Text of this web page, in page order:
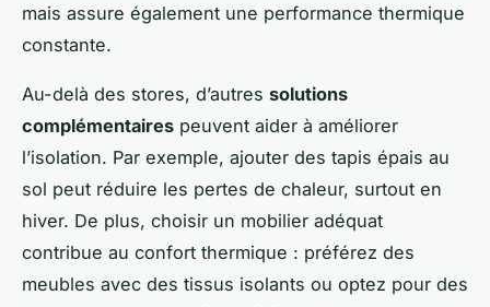
mais assure également une performance thermique
constante.
Au-delà des stores, d’autres solutions
complémentaires peuvent aider à améliorer
l’isolation. Par exemple, ajouter des tapis épais au
sol peut réduire les pertes de chaleur, surtout en
hiver. De plus, choisir un mobilier adéquat
contribue au confort thermique : préférez des
meubles avec des tissus isolants ou optez pour des